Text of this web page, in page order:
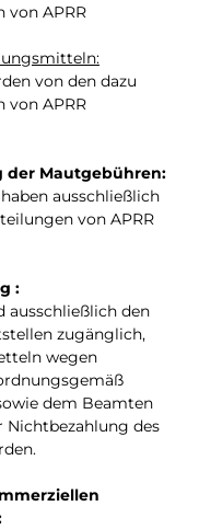
APRR
von den dazu
APRR
der Mautgebühren:
ausschließlich
von APRR
:
ausschließlich den
zugänglich,
wegen
dem Beamten
Nichtbezahlung des